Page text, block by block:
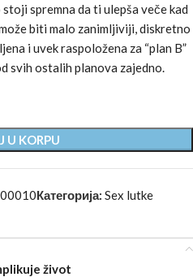
spremna da ti ulepša veče kad
biti malo zanimljiviji, diskretno
i uvek raspoložena za “plan B”
svih ostalih planova zajedno.
U KORPU
Категорија: Sex lutke
život